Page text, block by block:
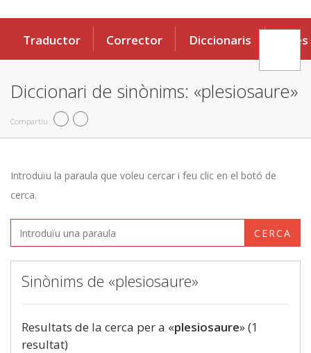
Traductor Corrector Diccionaris Eines
Diccionari de sinònims: «plesiosaure»
Compartiu
Introduïu la paraula que voleu cercar i feu clic en el botó de
cerca.
CERCA
Sinònims de «plesiosaure»
Resultats de la cerca per a «plesiosaure» (1
resultat)